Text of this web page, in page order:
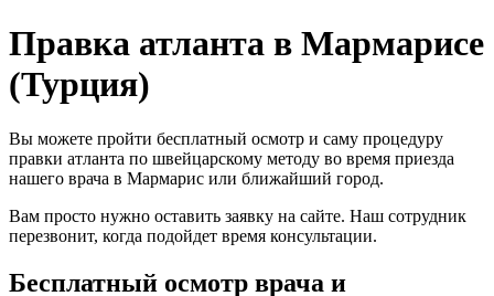
Правка атланта в Мармарисе
(Турция)
Вы можете пройти бесплатный осмотр и саму процедуру
правки атланта по швейцарскому методу во время приезда
нашего врача в Мармарис или ближайший город.
Вам просто нужно оставить заявку на сайте. Наш сотрудник
перезвонит, когда подойдет время консультации.
Бесплатный осмотр врача и